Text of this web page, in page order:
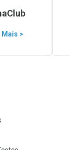
Mais >